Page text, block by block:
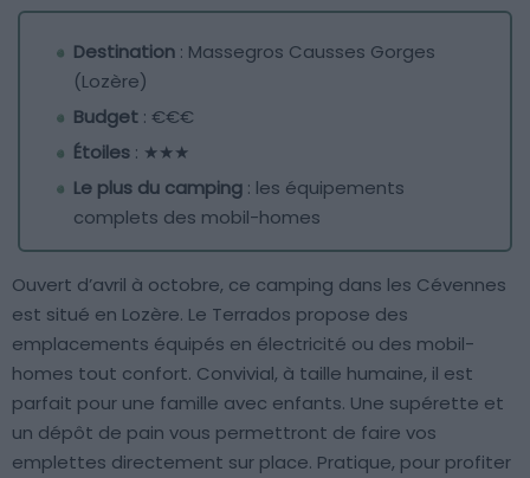
Destination : Massegros Causses Gorges
(Lozère)
Budget : €€€
Étoiles : ★★★
Le plus du camping : les équipements
complets des mobil-homes
Ouvert d’avril à octobre, ce camping dans les Cévennes
est situé en Lozère. Le Terrados propose des
emplacements équipés en électricité ou des mobil-
homes tout confort. Convivial, à taille humaine, il est
parfait pour une famille avec enfants. Une supérette et
un dépôt de pain vous permettront de faire vos
emplettes directement sur place. Pratique, pour profiter